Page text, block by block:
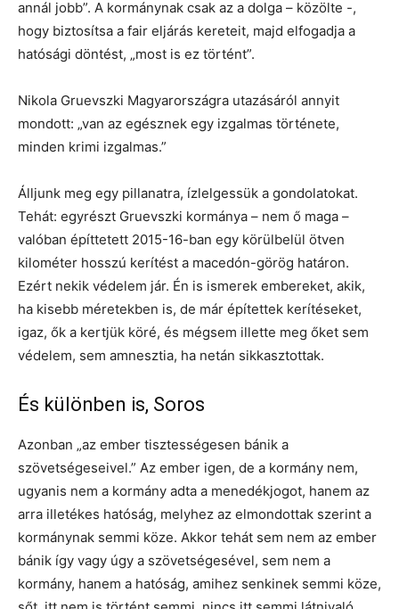
annál jobb”. A kormánynak csak az a dolga – közölte -,
hogy biztosítsa a fair eljárás kereteit, majd elfogadja a
hatósági döntést, „most is ez történt”.
Nikola Gruevszki Magyarországra utazásáról annyit
mondott: „van az egésznek egy izgalmas története,
minden krimi izgalmas.”
Álljunk meg egy pillanatra, ízlelgessük a gondolatokat.
Tehát: egyrészt Gruevszki kormánya – nem ő maga –
valóban építtetett 2015-16-ban egy körülbelül ötven
kilométer hosszú kerítést a macedón-görög határon.
Ezért nekik védelem jár. Én is ismerek embereket, akik,
ha kisebb méretekben is, de már építettek kerítéseket,
igaz, ők a kertjük köré, és mégsem illette meg őket sem
védelem, sem amnesztia, ha netán sikkasztottak.
És különben is, Soros
Azonban „az ember tisztességesen bánik a
szövetségeseivel.” Az ember igen, de a kormány nem,
ugyanis nem a kormány adta a menedékjogot, hanem az
arra illetékes hatóság, melyhez az elmondottak szerint a
kormánynak semmi köze. Akkor tehát sem nem az ember
bánik így vagy úgy a szövetségesével, sem nem a
kormány, hanem a hatóság, amihez senkinek semmi köze,